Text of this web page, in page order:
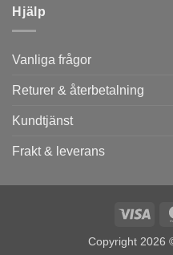
Hjälp
Vanliga frågor
Returer & återbetalning
Kundtjänst
Frakt & leverans
Visa
Copyright 2026